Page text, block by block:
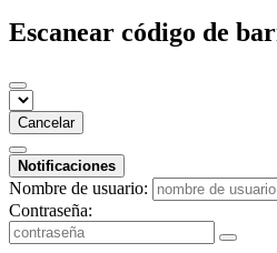
Escanear código de
Cancelar
Notificaciones
Nombre de usuario:
Contraseña: